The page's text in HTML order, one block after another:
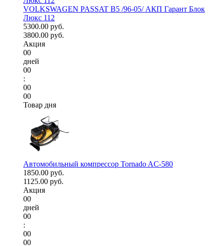
VOLKSWAGEN PASSAT B5 /96-05/ АКП Гарант Блок
Люкс 112
5300.00 руб.
3800.00 руб.
Акция
00
дней
00
:
00
00
Товар дня
Автомобильный компрессор Tornado AC-580
1850.00 руб.
1125.00 руб.
Акция
00
дней
00
:
00
00